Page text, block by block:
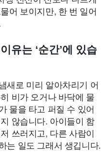
어 보이지만, 한 번 일어
유는 ‘순간’에 있습
새로 미리 알아차리기 어
비가 오거나 바닥에 물
물을 타고 퍼질 수 있어
않습니다. 아이들이 함
쓰러지고, 다른 사람이
는 일도 그래서 생깁니다.